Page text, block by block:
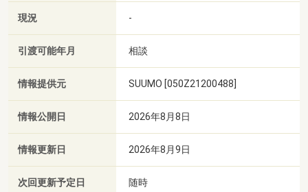
現況 -
引渡可能年月 相談
情報提供元 SUUMO [050Z21200488]
情報公開日 2026年8月8日
情報更新日 2026年8月9日
次回更新予定日 随時